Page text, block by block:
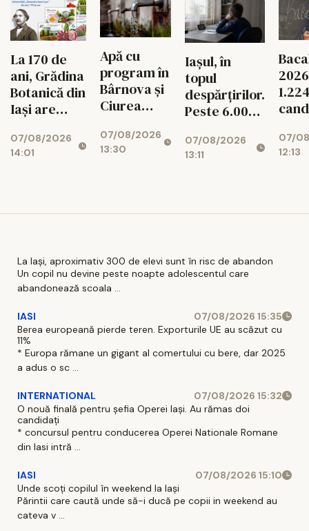
La 170 de
ani, Grădina
Botanică din
Iași are
timbru
aniversar
07/08/2026
14:01
Apă cu
program în
Bârnova și
Ciurea
august
07/08/2026
13:30
Iașul, în
topul
despărțirilor.
Peste 6.000
dorul
părinților
07/08/2026
13:11
07/
12:13
La Iași, aproximativ 300 de elevi sunt în risc de abandon
Un copil nu devine peste noapte adolescentul care
abandonează scoala ...
IASI
07/08/2026 15:35
Berea europeană pierde teren. Exporturile UE au scăzut cu
11%
* Europa rămane un gigant al comertului cu bere, dar 2025
a adus o sc ...
INTERNATIONAL
07/08/2026 15:32
O nouă finală pentru șefia Operei Iași. Au rămas doi
candidați
* concursul pentru conducerea Operei Nationale Romane
din Iasi intră ...
IASI
07/08/2026 15:10
Unde scoți copilul în weekend la Iași
Părintii care caută unde să-i ducă pe copii in weekend au
cateva v ...